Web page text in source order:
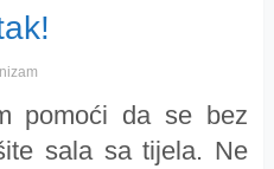
pomoći da se bez
sala sa tijela. Ne